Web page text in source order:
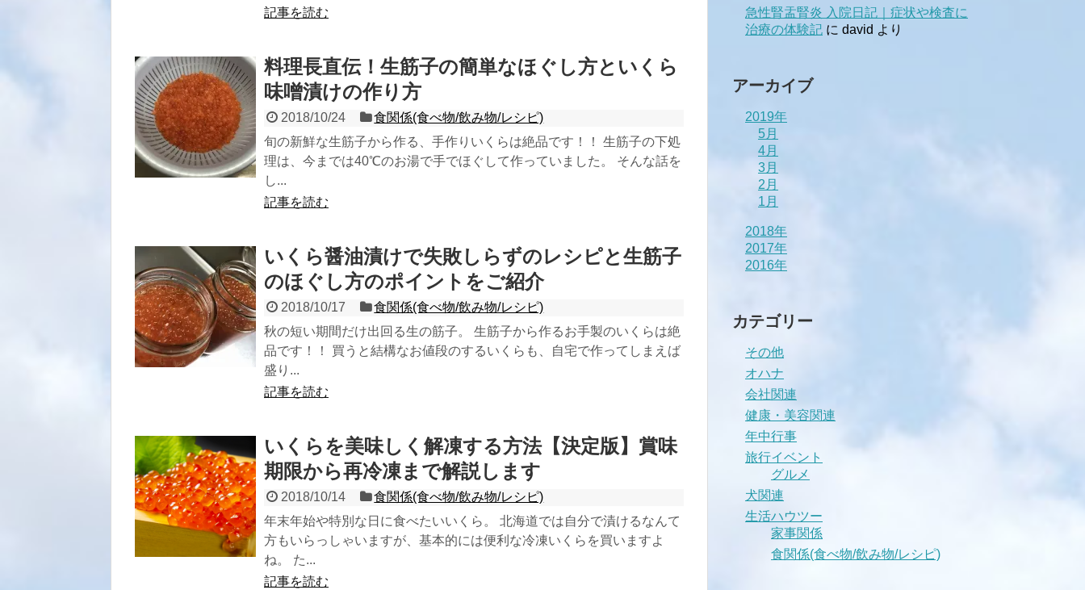
記事を読む
料理長直伝！生筋子の簡単なほぐし方といくら
味噌漬けの作り方
2018/10/24
食関係(食べ物/飲み物/レシピ)
旬の新鮮な生筋子から作る、手作りいくらは絶品です！！ 生筋子の下処
理は、今までは40℃のお湯で手でほぐして作っていました。 そんな話を
し...
記事を読む
いくら醤油漬けで失敗しらずのレシピと生筋子
のほぐし方のポイントをご紹介
2018/10/17
食関係(食べ物/飲み物/レシピ)
秋の短い期間だけ出回る生の筋子。 生筋子から作るお手製のいくらは絶
品です！！ 買うと結構なお値段のするいくらも、自宅で作ってしまえば
盛り...
記事を読む
いくらを美味しく解凍する方法【決定版】賞味
期限から再冷凍まで解説します
2018/10/14
食関係(食べ物/飲み物/レシピ)
年末年始や特別な日に食べたいいくら。 北海道では自分で漬けるなんて
方もいらっしゃいますが、基本的には便利な冷凍いくらを買いますよ
ね。 た...
記事を読む
急性腎盂腎炎 入院日記｜症状や検査に
治療の体験記 に david より
アーカイブ
2019年
5月
4月
3月
2月
1月
2018年
2017年
2016年
カテゴリー
その他
オハナ
会社関連
健康・美容関連
年中行事
旅行イベント
グルメ
犬関連
生活ハウツー
家事関係
食関係(食べ物/飲み物/レシピ)